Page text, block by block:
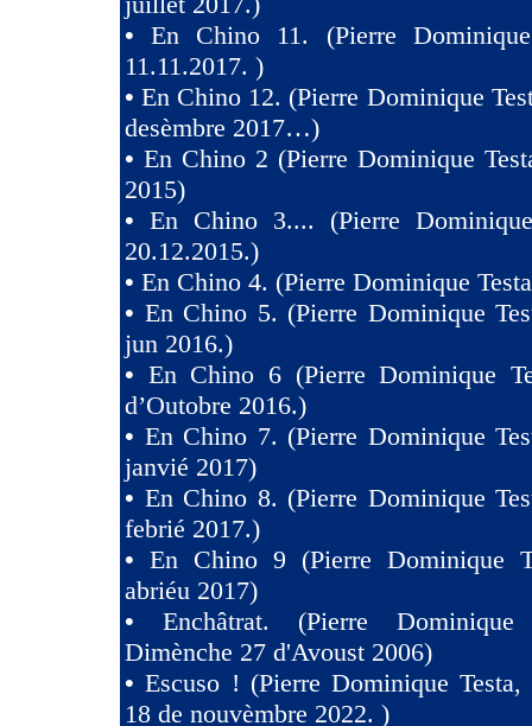
•En Chino 11. (Pierre
11.11.2017. )
•En Chino 12. (Pierre Dominique
desèmbre 2017…)
• En Chino 2 (Pierre Dominique
2015)
• En Chino 3.... (Pierre
20.12.2015.)
• En Chino 4. (Pierre Dominique
• En Chino 5. (Pierre Dominique
jun 2016.)
• En Chino 6 (Pierre Dominique
d’Outobre 2016.)
• En Chino 7. (Pierre Dominique
janvié 2017)
• En Chino 8. (Pierre Dominique
febrié 2017.)
• En Chino 9 (Pierre Dominique
abriéu 2017)
• Enchâtrat. (Pierre
Dimènche 27 d'Avoust 2006)
•Escuso ! (Pierre Dominique
18 de nouvèmbre 2022. )